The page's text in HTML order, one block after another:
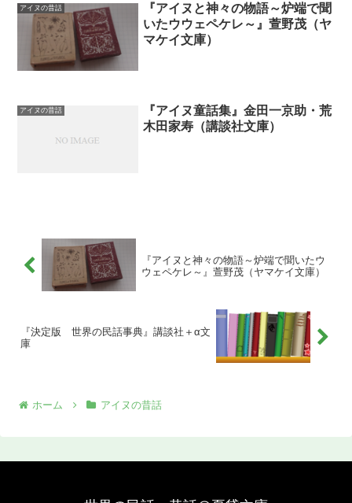
アイヌの昔話
『アイヌと神々の物語～炉端で聞
いたウウェペケレ～』萱野茂（ヤ
マケイ文庫）
アイヌの昔話
『アイヌ童話集』金田一京助・荒
木田家寿（講談社文庫）
『アイヌと神々の物語～炉端で聞いたウ
ウェペケレ～』萱野茂（ヤマケイ文庫）
『決定版 世界の民話事典』講談社＋α文
庫
ホーム アイヌの昔話